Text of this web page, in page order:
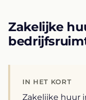
Zakelijke
IN HET KORT
Zakelijke huur